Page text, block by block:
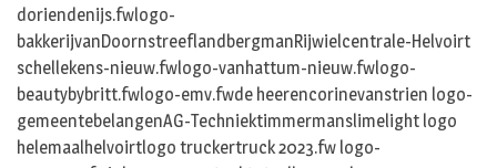
doriendenijs.fwlogo-
bakkerijvanDoornstreeflandbergmanRijwielcentrale-Helvoirt
schellekens-nieuw.fwlogo-vanhattum-nieuw.fwlogo-
beautybybritt.fwlogo-emv.fwde heerencorinevanstrien logo-
gemeentebelangenAG-Techniektimmermanslimelight logo
helemaalhelvoirtlogo truckertruck 2023.fw logo-